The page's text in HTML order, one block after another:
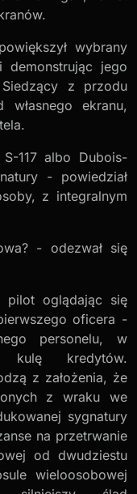
wybrany
demonstrując jego
z przodu
własnego ekranu,
117 albo Dubois-
- powiedział
z integralnym
- odezwał się
pilot oglądając się
oficera -
personelu, w
kulę kredytów.
z założenia, że
z wraku we
sygnatury
na przetrwanie
od dwudziestu
wieloosobowej